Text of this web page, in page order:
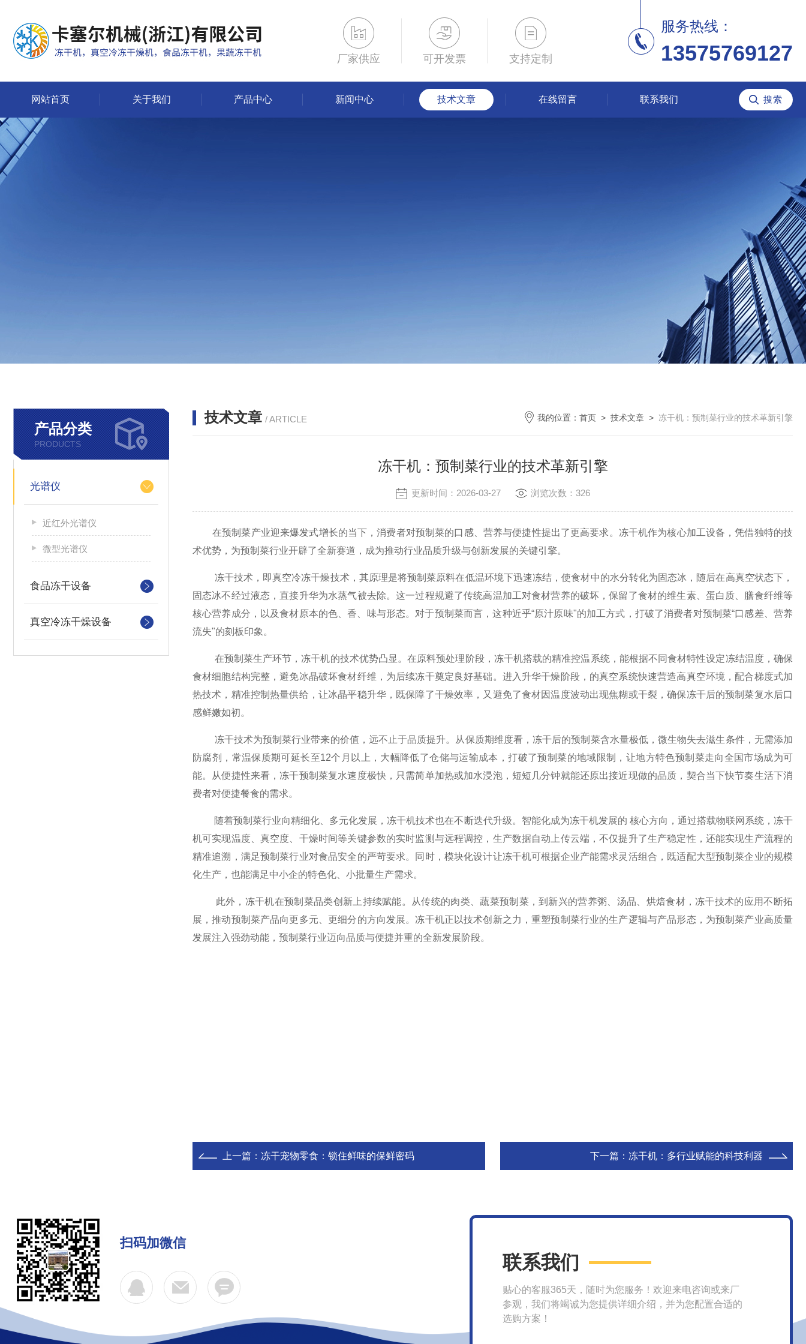
厂家供应 可开发票 支持定制
服务热线：
13575769127
网站首页 关于我们 产品中心 新闻中心 技术文章 在线留言 联系我们
产品分类
PRODUCTS
光谱仪
近红外光谱仪
微型光谱仪
食品冻干设备
真空冷冻干燥设备
技术文章 / ARTICLE 我的位置： 首页 > 技术文章 > 冻干机：预制菜行业的技术革新引擎
冻干机：预制菜行业的技术革新引擎
更新时间：2026-03-27 浏览次数：326
在预制菜产业迎来爆发式增长的当下，消费者对预制菜的口感、营养与便捷性提出了更高要求。冻干机作为核心加工设备，凭借独特的技
术优势，为预制菜行业开辟了全新赛道，成为推动行业品质升级与创新发展的关键引擎。
冻干技术，即真空冷冻干燥技术，其原理是将预制菜原料在低温环境下迅速冻结，使食材中的水分转化为固态冰，随后在高真空状态下，
固态冰不经过液态，直接升华为水蒸气被去除。这一过程规避了传统高温加工对食材营养的破坏，保留了食材的维生素、蛋白质、膳食纤维等
核心营养成分，以及食材原本的色、香、味与形态。对于预制菜而言，这种近乎“原汁原味"的加工方式，打破了消费者对预制菜“口感差、营养
流失"的刻板印象。
在预制菜生产环节，冻干机的技术优势凸显。在原料预处理阶段，冻干机搭载的精准控温系统，能根据不同食材特性设定冻结温度，确保
食材细胞结构完整，避免冰晶破坏食材纤维，为后续冻干奠定良好基础。进入升华干燥阶段，的真空系统快速营造高真空环境，配合梯度式加
热技术，精准控制热量供给，让冰晶平稳升华，既保障了干燥效率，又避免了食材因温度波动出现焦糊或干裂，确保冻干后的预制菜复水后口
感鲜嫩如初。
冻干技术为预制菜行业带来的价值，远不止于品质提升。从保质期维度看，冻干后的预制菜含水量极低，微生物失去滋生条件，无需添加
防腐剂，常温保质期可延长至12个月以上，大幅降低了仓储与运输成本，打破了预制菜的地域限制，让地方特色预制菜走向全国市场成为可
能。从便捷性来看，冻干预制菜复水速度极快，只需简单加热或加水浸泡，短短几分钟就能还原出接近现做的品质，契合当下快节奏生活下消
费者对便捷餐食的需求。
随着预制菜行业向精细化、多元化发展，冻干机技术也在不断迭代升级。智能化成为冻干机发展的 核心方向，通过搭载物联网系统，冻干
机可实现温度、真空度、干燥时间等关键参数的实时监测与远程调控，生产数据自动上传云端，不仅提升了生产稳定性，还能实现生产流程的
精准追溯，满足预制菜行业对食品安全的严苛要求。同时，模块化设计让冻干机可根据企业产能需求灵活组合，既适配大型预制菜企业的规模
化生产，也能满足中小企的特色化、小批量生产需求。
此外，冻干机在预制菜品类创新上持续赋能。从传统的肉类、蔬菜预制菜，到新兴的营养粥、汤品、烘焙食材，冻干技术的应用不断拓
展，推动预制菜产品向更多元、更细分的方向发展。冻干机正以技术创新之力，重塑预制菜行业的生产逻辑与产品形态，为预制菜产业高质量
发展注入强劲动能，预制菜行业迈向品质与便捷并重的全新发展阶段。
上一篇： 冻干宠物零食：锁住鲜味的保鲜密码 下一篇： 冻干机：多行业赋能的科技利器
扫码加微信
联系我们
贴心的客服365天，随时为您服务！欢迎来电咨询或来厂
参观，我们将竭诚为您提供详细介绍，并为您配置合适的
选购方案！